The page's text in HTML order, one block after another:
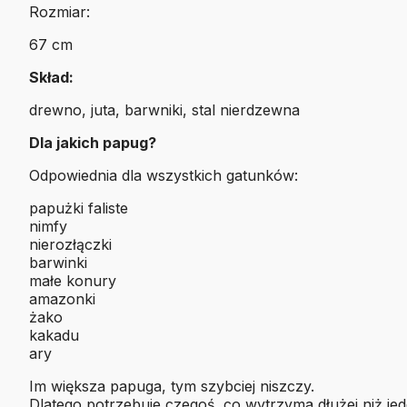
Rozmiar:
67 cm
Skład:
drewno, juta, barwniki, stal nierdzewna
Dla jakich papug?
Odpowiednia dla wszystkich gatunków:
papużki faliste
nimfy
nierozłączki
barwinki
małe konury
amazonki
żako
kakadu
ary
Im większa papuga, tym szybciej niszczy.